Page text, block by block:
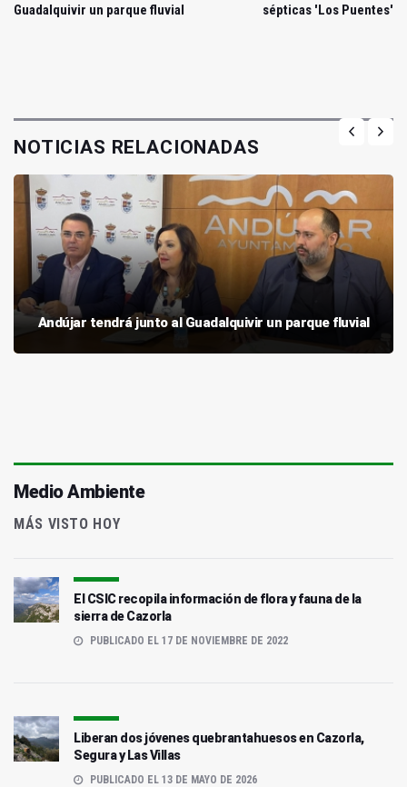
Guadalquivir un parque fluvial sépticas 'Los Puentes'
NOTICIAS RELACIONADAS
Andújar tendrá junto al Guadalquivir un parque fluvial
Medio Ambiente
MÁS VISTO HOY
El CSIC recopila información de flora y fauna de la
sierra de Cazorla
PUBLICADO EL 17 DE NOVIEMBRE DE 2022
Liberan dos jóvenes quebrantahuesos en Cazorla,
Segura y Las Villas
PUBLICADO EL 13 DE MAYO DE 2026